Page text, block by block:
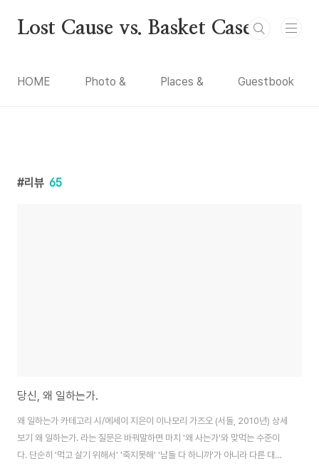
Lost Cause vs. Basket Case
HOME Photo & Places & Guestbook
리뷰 65
당신, 왜 일하는가.
왜 일하는가 카테고리 시/에세이 지은이 이나모리 가즈오 (서돌, 2010년) 상세
보기 왜 일하는가. 라는 질문은 바꿔말하면 마치 '왜 사는가'와 맞먹는 수준이
다. 단순히 '먹고 살기 위해서' '죽지못해' '남들 다 하니까'가 아니라 다른 대답